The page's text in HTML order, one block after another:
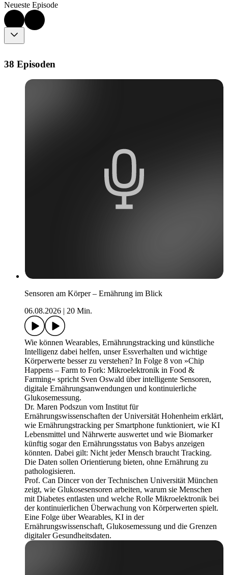
Neueste Episode
38 Episoden
Sensoren am Körper – Ernährung im Blick
06.08.2026 | 20 Min.
Wie können Wearables, Ernährungstracking und künstliche
Intelligenz dabei helfen, unser Essverhalten und wichtige
Körperwerte besser zu verstehen? In Folge 8 von »Chip
Happens – Farm to Fork: Mikroelektronik in Food &
Farming« spricht Sven Oswald über intelligente Sensoren,
digitale Ernährungsanwendungen und kontinuierliche
Glukosemessung.
Dr. Maren Podszun vom Institut für
Ernährungswissenschaften der Universität Hohenheim erklärt,
wie Ernährungstracking per Smartphone funktioniert, wie KI
Lebensmittel und Nährwerte auswertet und wie Biomarker
künftig sogar den Ernährungsstatus von Babys anzeigen
könnten. Dabei gilt: Nicht jeder Mensch braucht Tracking.
Die Daten sollen Orientierung bieten, ohne Ernährung zu
pathologisieren.
Prof. Can Dincer von der Technischen Universität München
zeigt, wie Glukosesensoren arbeiten, warum sie Menschen
mit Diabetes entlasten und welche Rolle Mikroelektronik bei
der kontinuierlichen Überwachung von Körperwerten spielt.
Eine Folge über Wearables, KI in der
Ernährungswissenschaft, Glukosemessung und die Grenzen
digitaler Gesundheitsdaten.